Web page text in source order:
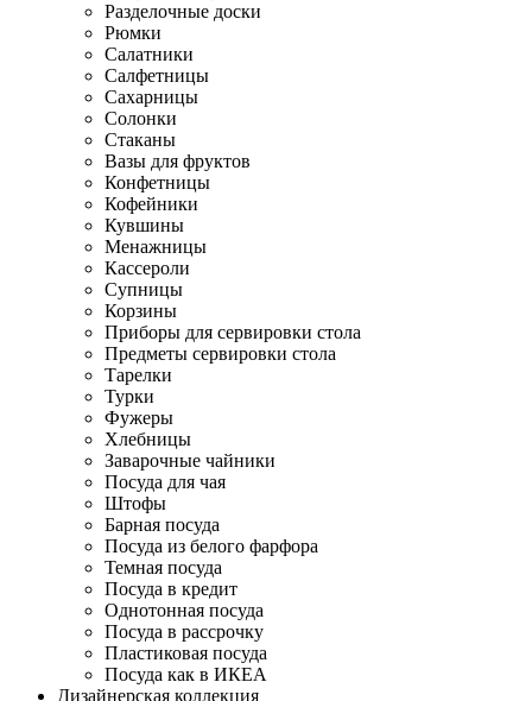
Разделочные доски
Рюмки
Салатники
Салфетницы
Сахарницы
Солонки
Стаканы
Вазы для фруктов
Конфетницы
Кофейники
Кувшины
Менажницы
Кассероли
Супницы
Корзины
Приборы для сервировки стола
Предметы сервировки стола
Тарелки
Турки
Фужеры
Хлебницы
Заварочные чайники
Посуда для чая
Штофы
Барная посуда
Посуда из белого фарфора
Темная посуда
Посуда в кредит
Однотонная посуда
Посуда в рассрочку
Пластиковая посуда
Посуда как в ИКЕА
Дизайнерская коллекция